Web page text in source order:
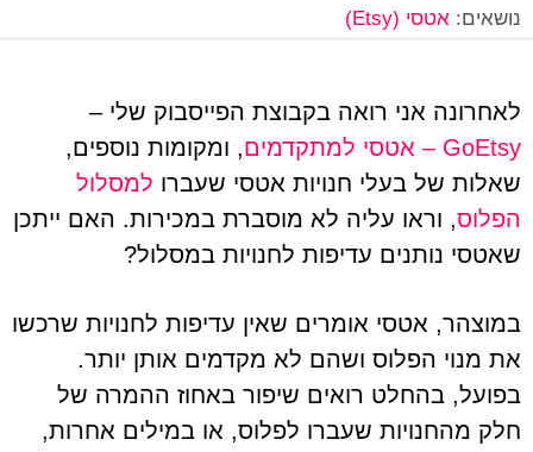
נושאים: אטסי (Etsy)
לאחרונה אני רואה בקבוצת הפייסבוק שלי –
GoEtsy – אטסי למתקדמים
, ומקומות נוספים,
שאלות של בעלי חנויות אטסי שעברו למסלול
הפלוס, וראו עליה לא מוסברת במכירות. האם ייתכן
שאטסי נותנים עדיפות לחנויות במסלול?
במוצהר, אטסי אומרים שאין עדיפות לחנויות שרכשו
את מנוי הפלוס ושהם לא מקדמים אותן יותר.
בפועל, בהחלט רואים שיפור באחוז ההמרה של
חלק מהחנויות שעברו לפלוס, או במילים אחרות,